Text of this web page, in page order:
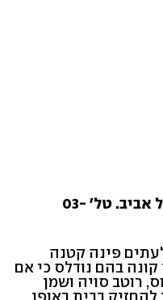
", שונצינו 16, תל אביב. טל' 03-
פינה קטנה
בהם נודלס כי אם
רוטב סויה ושמן